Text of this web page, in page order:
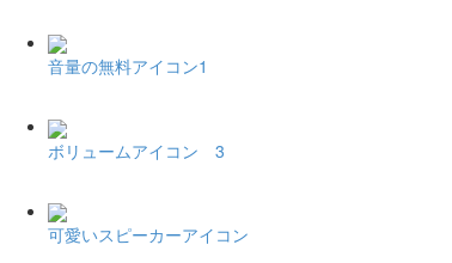
音量の無料アイコン1
ボリュームアイコン 3
可愛いスピーカーアイコン